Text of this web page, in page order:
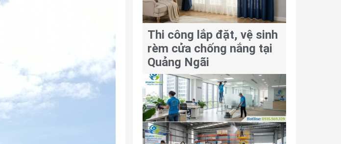
Thi công lắp đặt, vệ sinh
rèm cửa chống nắng tại
Quảng Ngãi